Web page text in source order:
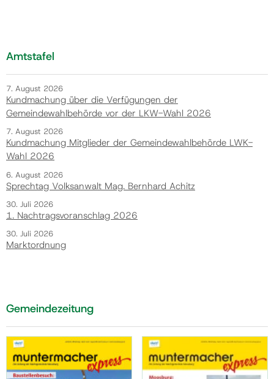
Amtstafel
7. August 2026
Kundmachung über die Verfügungen der
Gemeindewahlbehörde vor der LKW-Wahl 2026
7. August 2026
Kundmachung Mitglieder der Gemeindewahlbehörde LWK-
Wahl 2026
6. August 2026
Sprechtag Volksanwalt Mag. Bernhard Achitz
30. Juli 2026
1. Nachtragsvoranschlag 2026
30. Juli 2026
Marktordnung
Gemeindezeitung